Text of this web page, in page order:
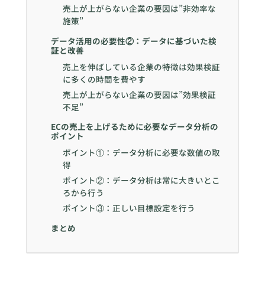
売上が上がらない企業の要因は”非効率な
施策”
データ活用の必要性②：データに基づいた検
証と改善
売上を伸ばしている企業の特徴は効果検証
に多くの時間を費やす
売上が上がらない企業の要因は”効果検証
不足”
ECの売上を上げるために必要なデータ分析の
ポイント
ポイント①：データ分析に必要な数値の取
得
ポイント②：データ分析は常に大きいとこ
ろから行う
ポイント③：正しい目標設定を行う
まとめ